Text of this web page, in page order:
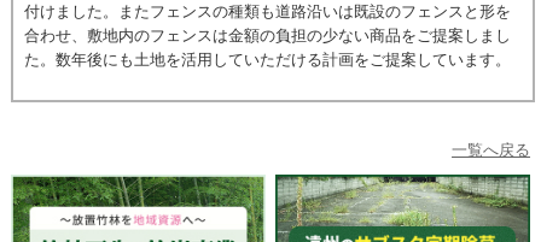
付けました。またフェンスの種類も道路沿いは既設のフェンスと形を
合わせ、敷地内のフェンスは金額の負担の少ない商品をご提案しまし
た。数年後にも土地を活用していただける計画をご提案しています。
一覧へ戻る